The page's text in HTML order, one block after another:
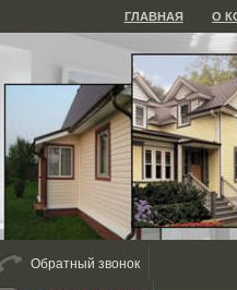
ГЛАВНАЯ О
Обратный звонок